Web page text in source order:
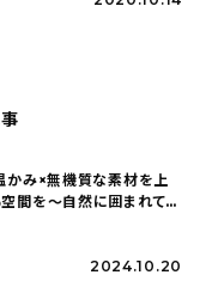
かみ×無機質な素材を上
間を〜自然に囲まれて暮
2024.10.20